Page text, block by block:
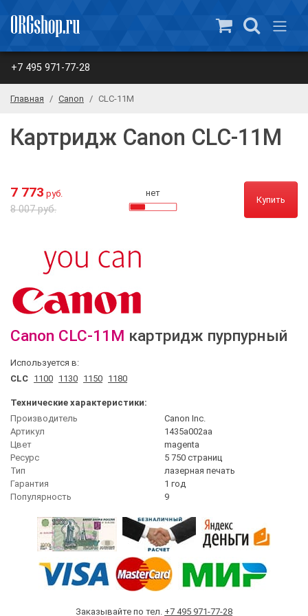
+7 495 971-77-28
Главная Canon CLC-11M
Картридж Canon CLC-11M
7 773 руб.
8 007 руб.
нет
Купить
Canon CLC-11M картридж пурпурный
Используется в:
CLC 1100 1130 1150 1180
Технические характеристики:
Производитель
Canon Inc.
Артикул
1435a002aa
Цвет
magenta
Ресурс
5 750 страниц
Тип
лазерная печать
Гарантия
1 год
Популярность
9
Заказывайте по тел. +7 495 971-77-28